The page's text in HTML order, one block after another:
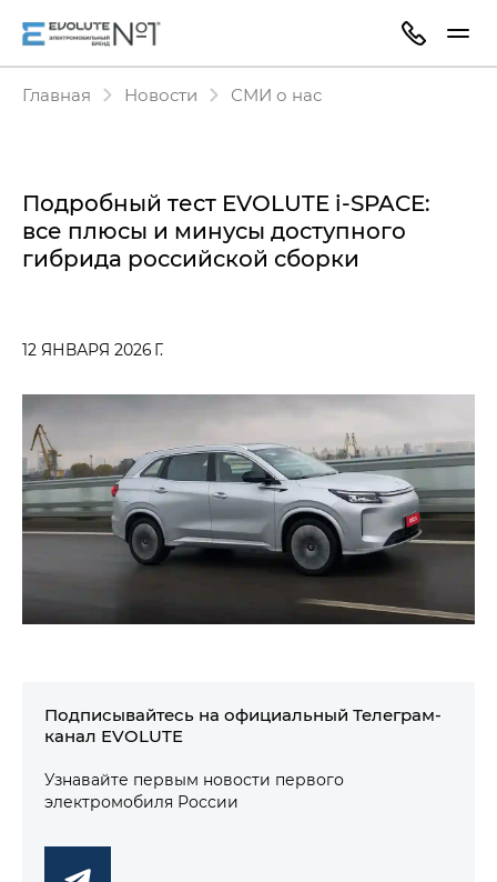
Главная Новости СМИ о нас
Подробный тест EVOLUTE i‑SPACE:
все плюсы и минусы доступного
гибрида российской сборки
12 ЯНВАРЯ 2026 Г.
Подписывайтесь на официальный Телеграм-
канал EVOLUTE
Узнавайте первым новости первого
электромобиля России